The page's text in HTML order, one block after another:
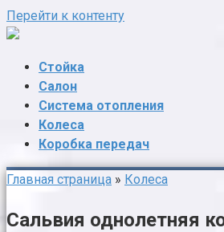
Перейти к контенту
Стойка
Салон
Система отопления
Колеса
Коробка передач
Главная страница » Колеса
Сальвия однолетняя